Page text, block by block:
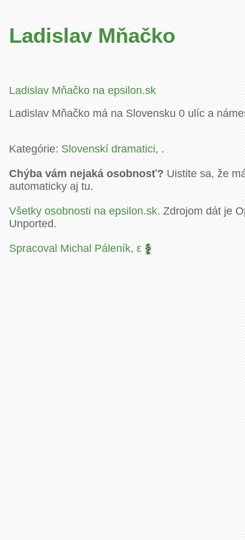
Ladislav Mňačko
Ladislav Mňačko na epsilon.sk
Ladislav Mňačko má na Slovensku 0 ulíc a
Kategórie:Slovenskí dramatici, .
Chýba vám nejaká osobnosť?Uistite sa, že
automaticky aj tu.
Všetky osobnosti na epsilon.sk.Zdrojom dát je
Unported.
Spracoval Michal Páleník,ε